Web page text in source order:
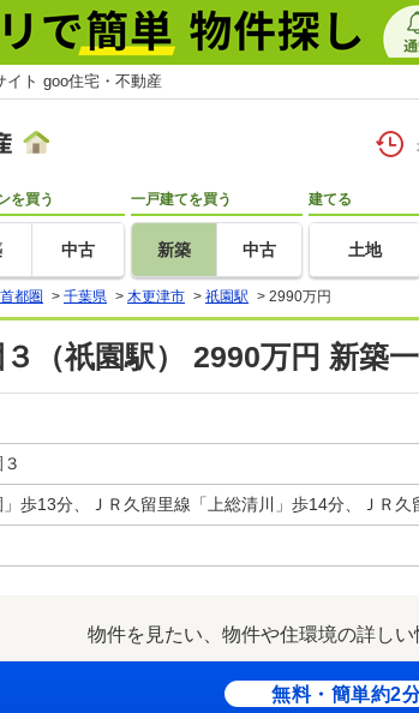
イト goo住宅・不動産
を買う
中古
一戸建てを買う
新築 中古
建てる
土地
首都圏 > 千葉県 > 木更津市 > 祇園駅 > 2990万円
（祇園駅） 2990万円 新築
」歩13分、ＪＲ久留里線「上総清川」歩14分、ＪＲ
物件を見たい、物件や住環境の詳しい
無料・簡単約2分